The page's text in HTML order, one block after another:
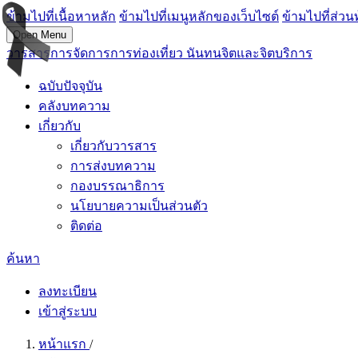
ข้ามไปที่เนื้อหาหลัก ข้ามไปที่เมนูหลักของเว็บไซต์ ข้ามไปที่ส่วน
Open Menu
วารสารการจัดการการท่องเที่ยว นันทนจิตและจิตบริการ
ฉบับปัจจุบัน
คลังบทความ
เกี่ยวกับ
เกี่ยวกับวารสาร
การส่งบทความ
กองบรรณาธิการ
นโยบายความเป็นส่วนตัว
ติดต่อ
ค้นหา
ลงทะเบียน
เข้าสู่ระบบ
หน้าแรก /